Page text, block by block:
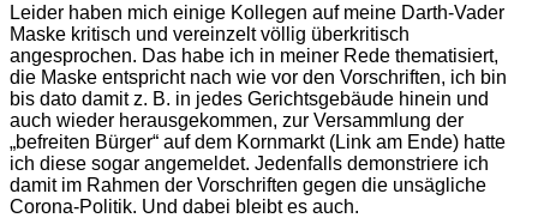
Leider haben mich einige Kollegen auf meine Darth-Vader
Maske kritisch und vereinzelt völlig überkritisch
angesprochen. Das habe ich in meiner Rede thematisiert,
die Maske entspricht nach wie vor den Vorschriften, ich bin
bis dato damit z. B. in jedes Gerichtsgebäude hinein und
auch wieder herausgekommen, zur Versammlung der
„befreiten Bürger“ auf dem Kornmarkt (Link am Ende) hatte
ich diese sogar angemeldet. Jedenfalls demonstriere ich
damit im Rahmen der Vorschriften gegen die unsägliche
Corona-Politik. Und dabei bleibt es auch.